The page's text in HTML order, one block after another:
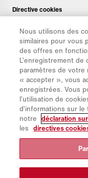
Directive cookies
Avis de non-responsabilité
Newsletter
Pièces de rechange
Espace de
Calculateur de CO₂
Calculateur de TCO
Sites & Revendeurs
Aperçu des groupes de
CollabHub Login
Nous utilisons des
similaires pour vous
des offres en
L’enregistrement
paramètres de votre
« accepter », vous
enregistrées. Vous
l’utilisation de
d’informations sur
notre déclaration
les directives